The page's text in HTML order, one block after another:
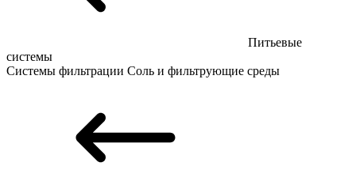
Питьевые
системы
Системы фильтрации Соль и фильтрующие среды